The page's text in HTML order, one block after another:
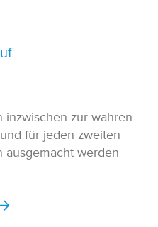
inzwischen zur wahren
für jeden zweiten
ausgemacht werden